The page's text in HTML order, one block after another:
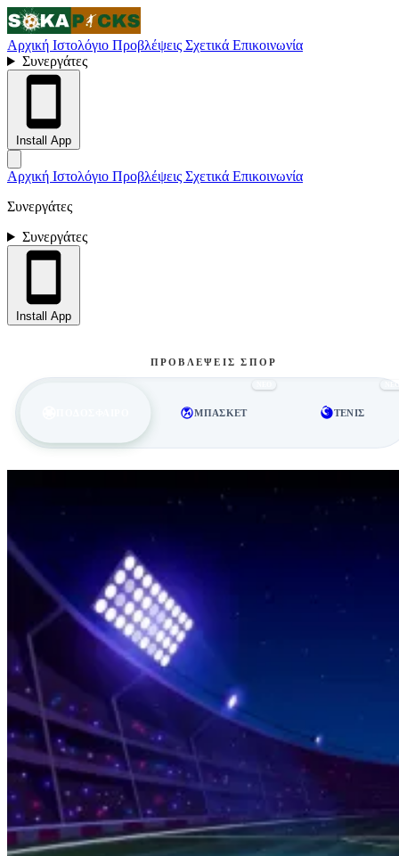
Αρχική Ιστολόγιο Προβλέψεις Σχετικά Επικοινωνία
Συνεργάτες
Install App
Αρχική Ιστολόγιο Προβλέψεις Σχετικά Επικοινωνία
Συνεργάτες
Συνεργάτες
Install App
ΠΡΟΒΛΈΨΕΙΣ ΣΠΟΡ
ΜΠΆΣΚΕΤ ΤΈΝΙΣ
ΝΕΟ